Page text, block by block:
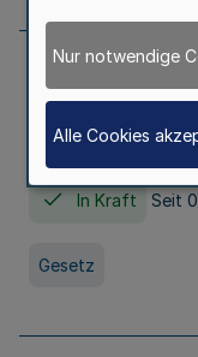
Gesetz über
Nordrhein-
HG)
In Kraft Seit
Gesetz
Nur notwendige
Alle Cookies